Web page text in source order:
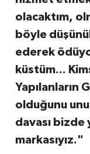
olacaktım,
böyle
ederek
küstüm...
Yapılanların
olduğunu
davası bizde
markasıyız."